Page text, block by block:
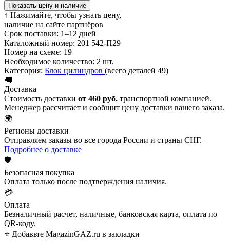
Показать цену и наличие
↑ Нажимайте, чтобы узнать цену,
наличие на сайте партнёров
Срок поставки: 1–12 дней
Каталожный номер: 201 542-П29
Номер на схеме: 19
Необходимое количество: 2 шт.
Категория: Блок цилиндров (всего деталей 49)
🚚
Доставка
Стоимость доставки от 460 руб. транспортной компанией.
Менеджер рассчитает и сообщит цену доставки вашего заказа.
🌍
Регионы доставки
Отправляем заказы во все города России и страны СНГ.
Подробнее о доставке
🛡️
Безопасная покупка
Оплата только после подтверждения наличия.
💳
Оплата
Безналичный расчет, наличные, банковская карта, оплата по
QR-коду.
⭐ Добавьте MagazinGAZ.ru в закладки